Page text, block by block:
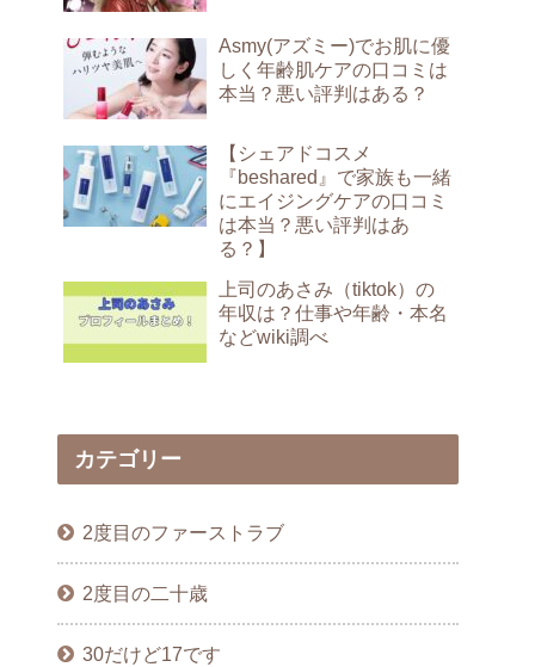
Asmy(アズミー)でお肌に優
しく年齢肌ケアの口コミは
本当？悪い評判はある？
【シェアドコスメ
『beshared』で家族も一緒
にエイジングケアの口コミ
は本当？悪い評判はあ
る？】
上司のあさみ（tiktok）の
年収は？仕事や年齢・本名
などwiki調べ
カテゴリー
2度目のファーストラブ
2度目の二十歳
30だけど17です